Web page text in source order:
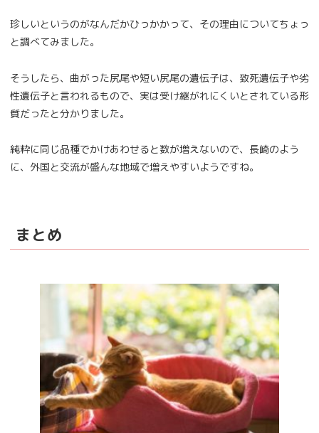
珍しいというのがなんだかひっかかって、その理由についてちょっ
と調べてみました。
そうしたら、曲がった尻尾や短い尻尾の遺伝子は、致死遺伝子や劣
性遺伝子と言われるもので、実は受け継がれにくいとされている形
質だったと分かりました。
純粋に同じ品種でかけあわせると数が増えないので、長崎のよう
に、外国と交流が盛んな地域で増えやすいようですね。
まとめ